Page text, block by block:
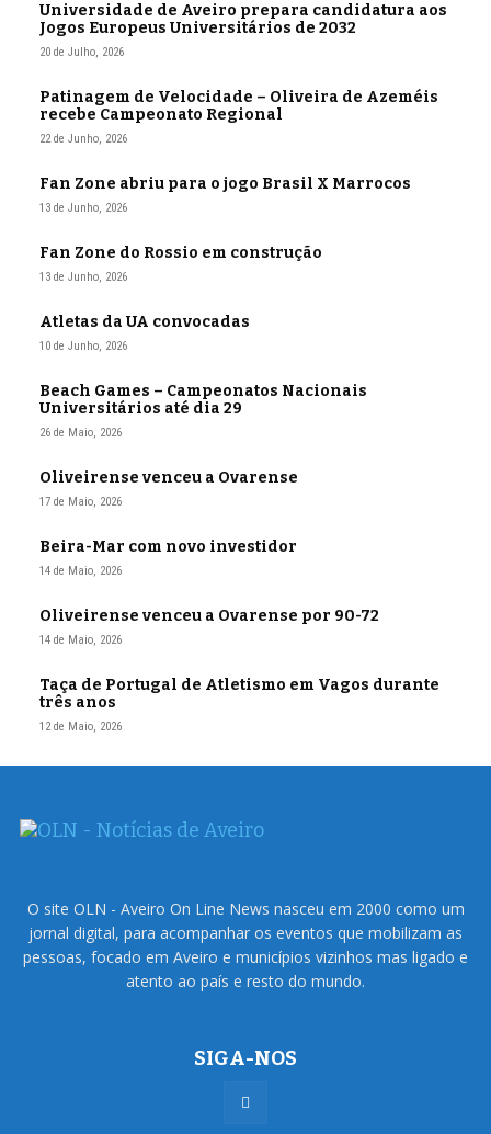
Universidade de Aveiro prepara candidatura aos
Jogos Europeus Universitários de 2032
20 de Julho, 2026
Patinagem de Velocidade – Oliveira de Azeméis
recebe Campeonato Regional
22 de Junho, 2026
Fan Zone abriu para o jogo Brasil X Marrocos
13 de Junho, 2026
Fan Zone do Rossio em construção
13 de Junho, 2026
Atletas da UA convocadas
10 de Junho, 2026
Beach Games – Campeonatos Nacionais
Universitários até dia 29
26 de Maio, 2026
Oliveirense venceu a Ovarense
17 de Maio, 2026
Beira-Mar com novo investidor
14 de Maio, 2026
Oliveirense venceu a Ovarense por 90-72
14 de Maio, 2026
Taça de Portugal de Atletismo em Vagos durante
três anos
12 de Maio, 2026
O site OLN - Aveiro On Line News nasceu em 2000 como um
jornal digital, para acompanhar os eventos que mobilizam as
pessoas, focado em Aveiro e municípios vizinhos mas ligado e
atento ao país e resto do mundo.
SIGA-NOS